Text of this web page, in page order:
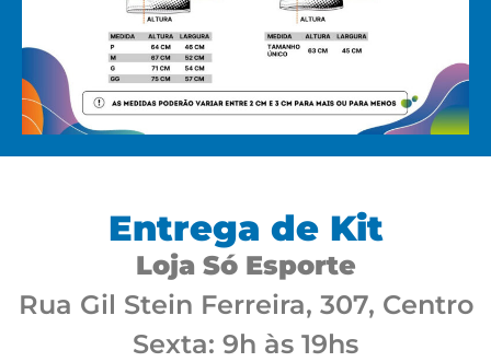
Entrega de Kit
Loja Só Esporte
Rua Gil Stein Ferreira, 307, Centro
Sexta: 9h às 19hs